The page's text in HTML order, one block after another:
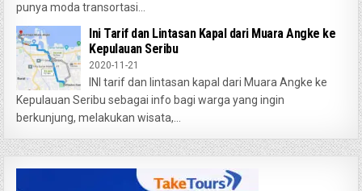
punya moda transortasi...
Ini Tarif dan Lintasan Kapal dari Muara Angke ke
Kepulauan Seribu
2020-11-21
INI tarif dan lintasan kapal dari Muara Angke ke
Kepulauan Seribu sebagai info bagi warga yang ingin
berkunjung, melakukan wisata,...